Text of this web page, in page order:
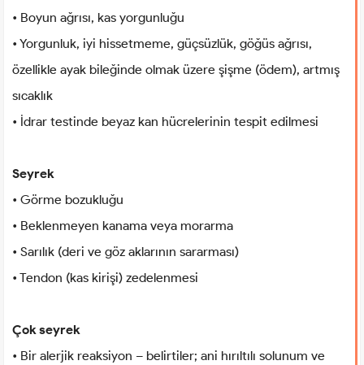
• Boyun ağrısı, kas yorgunluğu
• Yorgunluk, iyi hissetmeme, güçsüzlük, göğüs ağrısı,
özellikle ayak bileğinde olmak üzere şişme (ödem), artmış
sıcaklık
• İdrar testinde beyaz kan hücrelerinin tespit edilmesi
Seyrek
• Görme bozukluğu
• Beklenmeyen kanama veya morarma
• Sarılık (deri ve göz aklarının sararması)
• Tendon (kas kirişi) zedelenmesi
Çok seyrek
• Bir alerjik reaksiyon – belirtiler; ani hırıltılı solunum ve